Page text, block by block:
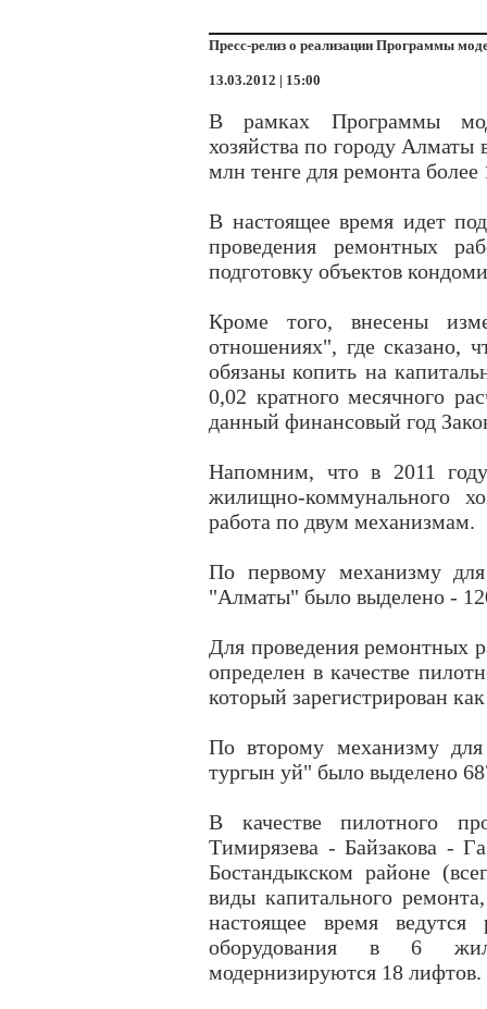
Пресс-релиз о реализации Программы
13.03.2012 | 15:00
В рамках Программы
хозяйства по городу Алматы
млн тенге для ремонта
В настоящее время идет
проведения ремонтных
подготовку объектов
Кроме того, внесены
отношениях", где сказано,
обязаны копить на
0,02 кратного месячного
данный финансовый год
Напомним, что в 2011
жилищно-коммунального
работа по двум механизмам.
По первому механизму
"Алматы" было выделено -
Для проведения ремонтных
определен в качестве
который зарегистрирован
По второму механизму
тургын уй" было выделено
В качестве пилотного
Тимирязева - Байзакова -
Бостандыкском районе
виды капитального
настоящее время
оборудования в 6
модернизируются 18 лифтов.